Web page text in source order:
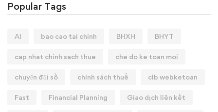
Popular Tags
AI bao cao tai chinh BHXH BHYT
cap nhat chinh sach thue che do ke toan moi
chuyển đổi số chính sách thuế clb webketoan
Fast Financial Planning Giao dịch liên kết